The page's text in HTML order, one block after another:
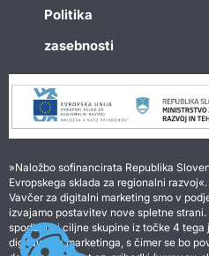
Politika
zasebnosti
»Naložbo sofinancirata Republika
Evropskega sklada za regionalni
Vavčer za digitalni marketing smo v
izvajamo postavitev nove spletne
spodbuditi ciljne skupine iz točke 4 tega
digitalnega marketinga, s čimer se bo